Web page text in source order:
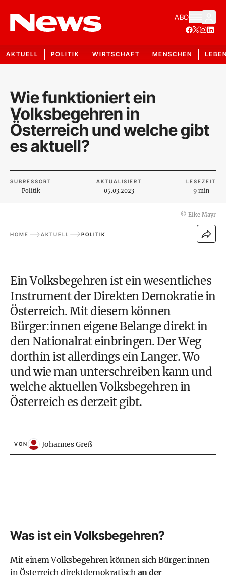
ABO
AKTUELL POLITIK WIRTSCHAFT MENSCHEN
Wie funktioniert ein
Volksbegehren in
Österreich und welche gibt
es aktuell?
SUBRESSORT
Politik
AKTUALISIERT
05.03.2023
LESEZEIT
9 min
© Elke Mayr
HOME AKTUELL POLITIK
Ein Volksbegehren ist ein wesentliches
Instrument derDirekten Demokratie in
Österreich. Mit diesem können
Bürger:innen eigene Belange direkt in
den Nationalrateinbringen. Der Weg
dorthin ist allerdings ein Langer.Wo
und wie man unterschreiben kannund
welche aktuellen Volksbegehren in
Österreich es derzeit gibt.
VON Johannes Greß
Was ist ein Volksbegehren?
Mit einem Volksbegehren können sich Bürger:innen
in Österreich direktdemokratisch an der